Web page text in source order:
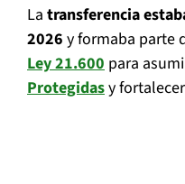
La transferencia
2026 y formaba parte
Ley 21.600 para
Protegidasy